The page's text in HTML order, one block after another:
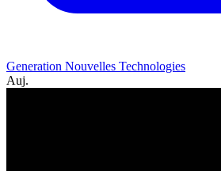
Generation Nouvelles Technologies
Auj.